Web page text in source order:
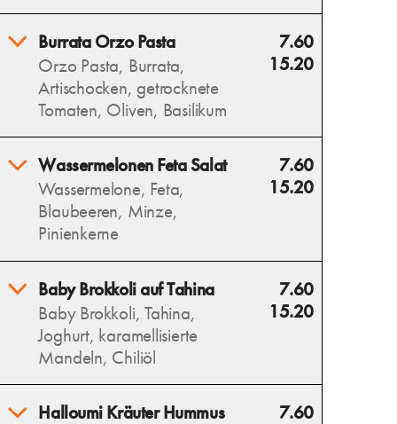
Burrata Orzo Pasta
Orzo Pasta, Burrata,
Artischocken, getrocknete
Tomaten, Oliven, Basilikum
7.60
15.20
Allergens
Burrata Orzo Pasta vereint
cremige Burrata, zarte Orzo,
aromatische Artischocken,
getrocknete Tomaten, Oliven
und frischen Basilikum – ein
mediterraner Genuss.
Wassermelonen Feta Salat
Wassermelone, Feta,
Blaubeeren, Minze,
Pinienkerne
7.60
15.20
Erfrischende Wassermelone,
salziger Feta und süße
Blaubeeren vereinen sich mit
Minze zu einem sommerlich-
leichten Salat.
Baby Brokkoli auf Tahina
Baby Brokkoli, Tahina,
Joghurt, karamellisierte
Mandeln, Chiliöl
7.60
15.20
Wilder, gerösteter Brokkoli
Halloumi Kräuter Hummus
7.60